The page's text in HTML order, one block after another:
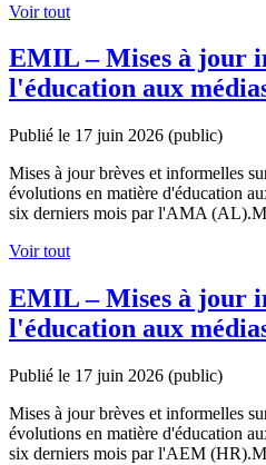
Voir tout
EMIL – Mises à jour
l'éducation aux
Publié le 17 juin 2026 (public)
Mises à jour brèves et informelles
évolutions en matière d'éducation
six derniers mois par l'AMA
Voir tout
EMIL – Mises à jour
l'éducation aux
Publié le 17 juin 2026 (public)
Mises à jour brèves et informelles
évolutions en matière d'éducation
six derniers mois par l'AEM